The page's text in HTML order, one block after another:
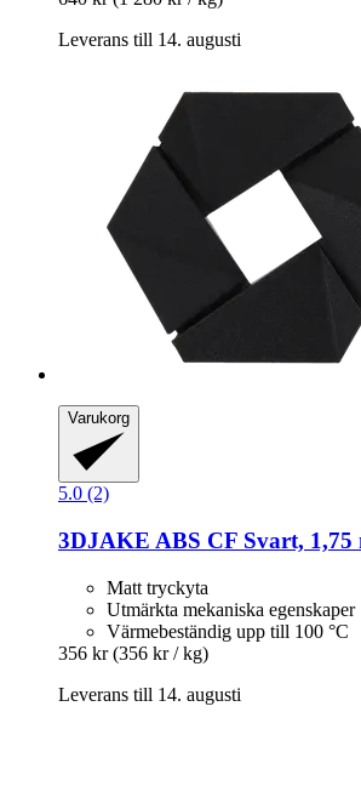
Leverans till 14. augusti
Varukorg
5.0 (2)
3DJAKE ABS CF Svart, 1,75
Matt tryckyta
Utmärkta mekaniska egenskaper
Värmebeständig upp till 100 °C
356 kr (356 kr / kg)
Leverans till 14. augusti